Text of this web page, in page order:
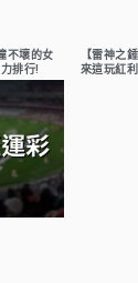
不壞的女
排行!
【雷神之
來這玩紅